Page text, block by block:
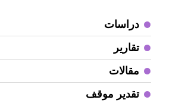
دراسات
تقارير
مقالات
تقدير موقف